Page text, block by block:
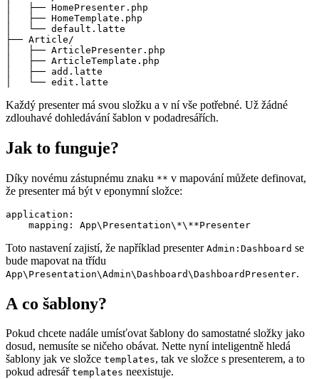
│   ├── HomePresenter.php
│   ├── HomeTemplate.php
│   └── default.latte
├── Article/
│   ├── ArticlePresenter.php
│   ├── ArticleTemplate.php
│   ├── add.latte
Každý presenter má svou složku a v ní vše potřebné. Už žádné
zdlouhavé dohledávání šablon v podadresářích.
Jak to funguje?
Díky novému zástupnému znaku ** v mapování můžete definovat,
že presenter má být v eponymní složce:
application:
Toto nastavení zajistí, že například presenter Admin:Dashboard se
bude mapovat na třídu
App\Presentation\Admin\Dashboard\DashboardPresenter.
A co šablony?
Pokud chcete nadále umísťovat šablony do samostatné složky jako
dosud, nemusíte se ničeho obávat. Nette nyní inteligentně hledá
šablony jak ve složce templates, tak ve složce s presenterem, a to
pokud adresář templates neexistuje.